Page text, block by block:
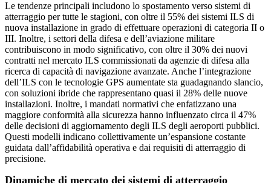
Le tendenze principali includono lo spostamento verso sistemi di
atterraggio per tutte le stagioni, con oltre il 55% dei sistemi ILS di
nuova installazione in grado di effettuare operazioni di categoria II o
III. Inoltre, i settori della difesa e dell’aviazione militare
contribuiscono in modo significativo, con oltre il 30% dei nuovi
contratti nel mercato ILS commissionati da agenzie di difesa alla
ricerca di capacità di navigazione avanzate. Anche l’integrazione
dell’ILS con le tecnologie GPS aumentate sta guadagnando slancio,
con soluzioni ibride che rappresentano quasi il 28% delle nuove
installazioni. Inoltre, i mandati normativi che enfatizzano una
maggiore conformità alla sicurezza hanno influenzato circa il 47%
delle decisioni di aggiornamento degli ILS degli aeroporti pubblici.
Questi modelli indicano collettivamente un’espansione costante
guidata dall’affidabilità operativa e dai requisiti di atterraggio di
precisione.
Dinamiche di mercato dei sistemi di atterraggio